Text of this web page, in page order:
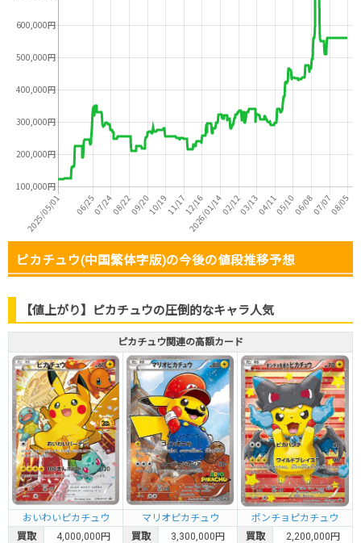
ピカチュウ(中国繁体字版)の今後の値段推移予想
【値上がり】ピカチュウの圧倒的なキャラ人気
ピカチュウ関連の高額カード
おいわいピカチュウ マリオピカチュウ
ポンチョピカチュウ
買取
4,000,000円 買取 3,300,000円 買取
2,200,000円